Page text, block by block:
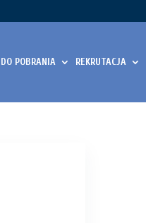
DO POBRANIA REKRUTACJA